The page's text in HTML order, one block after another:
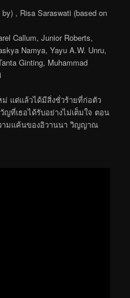
, Risa Saraswati (based on
Callum, Junior Roberts,
Namya, Yayu A.W. Unru,
Ginting, Muhammad
ม่ แต่แล้วได้มีสิ่งชั่วร้ายที่ก่อตัว
ที่เธอได้รับอย่างไม่เต็มใจ ตอน
ามแค้นของอิวานนา วิญญาณ